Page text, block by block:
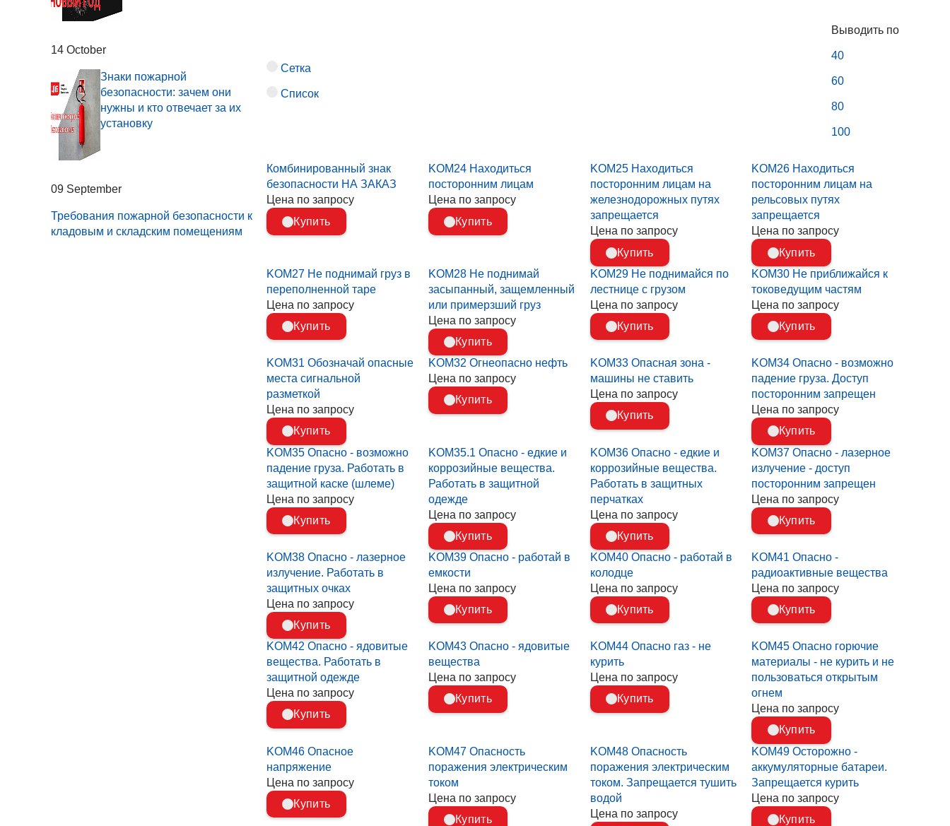
14 October
Знаки пожарной
безопасности: зачем они
нужны и кто отвечает за их
установку
09 September
Требования пожарной безопасности к
кладовым и складским помещениям
Сетка
Список
Выводить по
40
60
80
100
Комбинированный знак
безопасности НА ЗАКАЗ
Цена по запросу
Купить
KOM24 Находиться
посторонним лицам
Цена по запросу
Купить
KOM25 Находиться
посторонним лицам на
железнодорожных путях
запрещается
Цена по запросу
Купить
KOM26 Находиться
посторонним лицам на
рельсовых путях
запрещается
Цена по запросу
Купить
KOM27 Не поднимай груз в
переполненной таре
Цена по запросу
Купить
KOM28 Не поднимай
засыпанный, защемленный
или примерзший груз
Цена по запросу
Купить
KOM29 Не поднимайся по
лестнице с грузом
Цена по запросу
Купить
KOM30 Не приближайся к
токоведущим частям
Цена по запросу
Купить
KOM31 Обозначай опасные
места сигнальной
разметкой
Цена по запросу
Купить
KOM32 Огнеопасно нефть
Цена по запросу
Купить
KOM33 Опасная зона -
машины не ставить
Цена по запросу
Купить
KOM34 Опасно - возможно
падение груза. Доступ
посторонним запрещен
Цена по запросу
Купить
KOM35 Опасно - возможно
падение груза. Работать в
защитной каске (шлеме)
Цена по запросу
Купить
KOM35.1 Опасно - едкие и
коррозийные вещества.
Работать в защитной
одежде
Цена по запросу
Купить
KOM36 Опасно - едкие и
коррозийные вещества.
Работать в защитных
перчатках
Цена по запросу
Купить
KOM37 Опасно - лазерное
излучение - доступ
посторонним запрещен
Цена по запросу
Купить
KOM38 Опасно - лазерное
излучение. Работать в
защитных очках
Цена по запросу
Купить
KOM39 Опасно - работай в
емкости
Цена по запросу
Купить
KOM40 Опасно - работай в
колодце
Цена по запросу
Купить
KOM41 Опасно -
радиоактивные вещества
Цена по запросу
Купить
KOM42 Опасно - ядовитые
вещества. Работать в
защитной одежде
Цена по запросу
Купить
KOM43 Опасно - ядовитые
вещества
Цена по запросу
Купить
KOM44 Опасно газ - не
курить
Цена по запросу
Купить
KOM45 Опасно горючие
материалы - не курить и не
пользоваться открытым
огнем
Цена по запросу
Купить
KOM46 Опасное
напряжение
Цена по запросу
Купить
KOM47 Опасность
поражения электрическим
током
Цена по запросу
Купить
KOM48 Опасность
поражения электрическим
током. Запрещается тушить
водой
Цена по запросу
KOM49 Осторожно -
аккумуляторные батареи.
Запрещается курить
Цена по запросу
Купить